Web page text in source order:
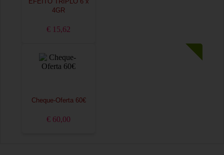
EFEITO TRIPLO 6 x
4GR
€ 15,62
Cheque-Oferta 60€
€ 60,00